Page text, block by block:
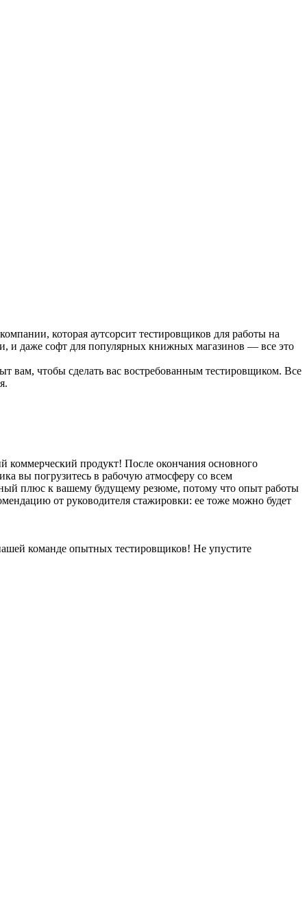
которая аутсорсит тестировщиков для работы на
и даже софт для популярных книжных магазинов — все это
вам, чтобы сделать вас востребованным тестировщиком. Все
коммерческий продукт! После окончания основного
вы погрузитесь в рабочую атмосферу со всем
плюс к вашему будущему резюме, потому что опыт работы
от руководителя стажировки: ее тоже можно будет
команде опытных тестировщиков! Не упустите